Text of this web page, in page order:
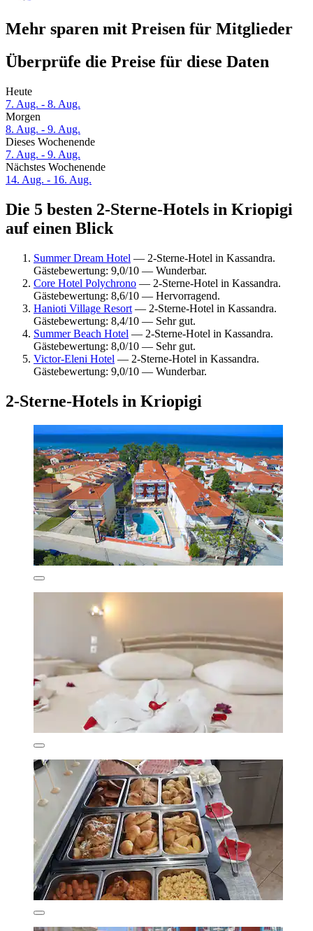
Mehr sparen mit Preisen für Mitglieder
Überprüfe die Preise für diese Daten
Heute
7. Aug. - 8. Aug.
Morgen
8. Aug. - 9. Aug.
Dieses Wochenende
7. Aug. - 9. Aug.
Nächstes Wochenende
14. Aug. - 16. Aug.
Die 5 besten 2-Sterne-Hotels in Kriopigi
auf einen Blick
Summer Dream Hotel — 2-Sterne-Hotel in Kassandra.
Gästebewertung: 9,0/10 — Wunderbar.
Core Hotel Polychrono — 2-Sterne-Hotel in Kassandra.
Gästebewertung: 8,6/10 — Hervorragend.
Hanioti Village Resort — 2-Sterne-Hotel in Kassandra.
Gästebewertung: 8,4/10 — Sehr gut.
Summer Beach Hotel — 2-Sterne-Hotel in Kassandra.
Gästebewertung: 8,0/10 — Sehr gut.
Victor-Eleni Hotel — 2-Sterne-Hotel in Kassandra.
Gästebewertung: 9,0/10 — Wunderbar.
2-Sterne-Hotels in Kriopigi